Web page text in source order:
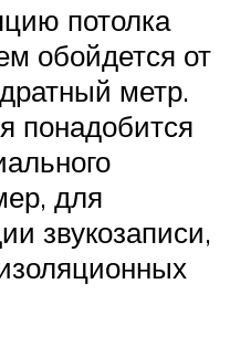
потолка
обойдется от
метр.
понадобится
для
звукозаписи,